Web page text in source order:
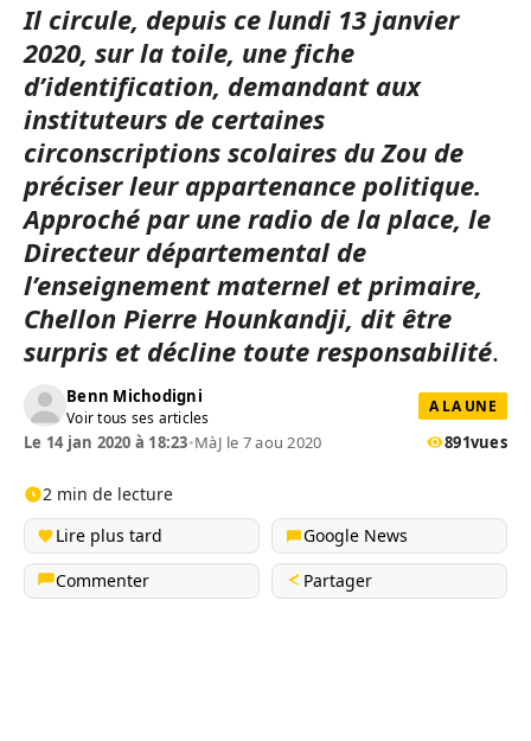
Il circule, depuis ce lundi 13 janvier
2020, sur la toile, une fiche
d’identification, demandant aux
instituteurs de certaines
circonscriptions scolaires du Zou de
préciser leur appartenance politique.
Approché par une radio de la place, le
Directeur départemental de
l’enseignement maternel et primaire,
Chellon Pierre Hounkandji, dit être
surpris et décline toute responsabilité.
Benn Michodigni
Voir tous ses articles
A LA UNE
Le 14 jan 2020 à 18:23•MàJ le 7 aou 2020 891vues
2 min de lecture
Lire plus tard
Google News
Commenter
Partager